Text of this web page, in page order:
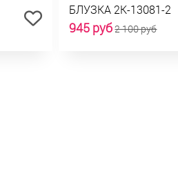
БЛУЗКА 2К-13081-2
945 руб2 100 руб